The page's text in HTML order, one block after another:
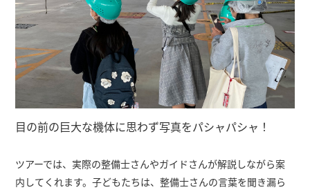
目の前の巨大な機体に思わず写真をパシャパシャ！
ツアーでは、実際の整備士さんやガイドさんが解説しながら案
内してくれます。子どもたちは、整備士さんの言葉を聞き漏ら